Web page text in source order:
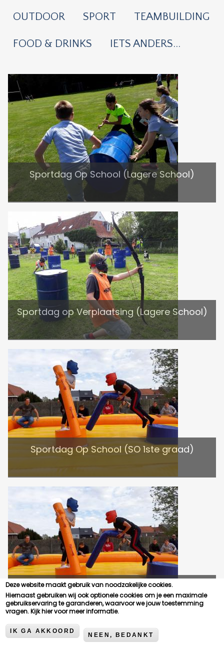
OUTDOOR SPORT TEAMBUILDING
FOOD & DRINKS IETS ANDERS...
Sportdag Op School (Lagere School)
Sportdag op Verplaatsing (Lagere School)
Sportdag Op School (SO 1ste graad)
Sportdag Op School (SO 2de graad)
Deze website maakt gebruik van noodzakelijke cookies.
Hiernaast gebruiken wij ook optionele cookies om je een maximale
gebruikservaring te garanderen, waarvoor we jouw toestemming
vragen.Kijk hier voor meer informatie.
IK GA AKKOORD
NEEN, BEDANKT